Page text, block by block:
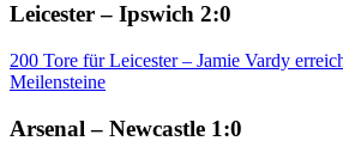
Leicester – Ipswich 2:0
200 Tore für Leicester – Jamie Vardy
Meilensteine
Arsenal – Newcastle 1:0